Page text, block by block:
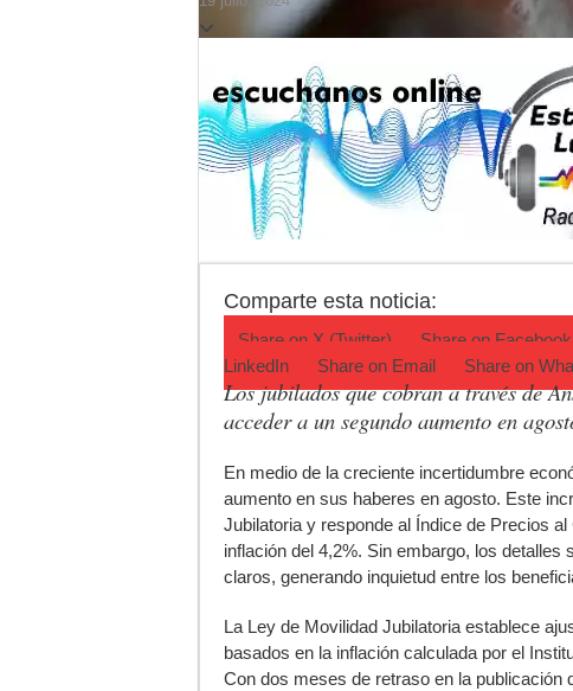
Aportes para los
Flandria empató 1 a 1
Flandria afronta una
Crimen en el Lanusse:
Actividades en Luján:
Salud mental: Luján
Comparte esta noticia:
Share on X (Twitter) Share on Facebook
LinkedIn
Share on Email Share on
Los jubilados que cobran a través de
acceder a un segundo aumento en
En medio de la creciente incertidumbre
aumento en sus haberes en agosto. Este
Jubilatoria y responde al Índice de Precios
inflación del 4,2%. Sin embargo, los detalles
claros, generando inquietud entre los
La Ley de Movilidad Jubilatoria establece
basados en la inflación calculada por el
Con dos meses de retraso en la publicación